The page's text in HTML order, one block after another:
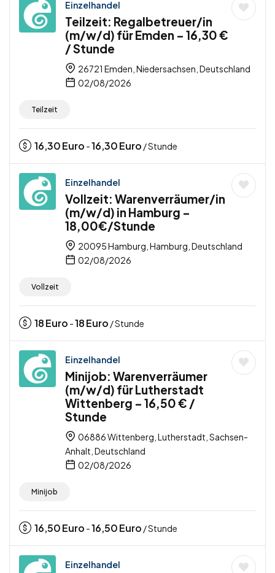
Einzelhandel
Teilzeit: Regalbetreuer/in
(m/w/d) für Emden – 16,30 €
/ Stunde
26721 Emden, Niedersachsen, Deutschland
02/08/2026
Teilzeit
16,30Euro -16,30Euro / Stunde
Einzelhandel
Vollzeit: Warenverräumer/in
(m/w/d) in Hamburg –
18,00€/Stunde
20095 Hamburg, Hamburg, Deutschland
02/08/2026
Vollzeit
18Euro -18Euro / Stunde
Einzelhandel
Minijob: Warenverräumer
(m/w/d) für Lutherstadt
Wittenberg – 16,50 € /
Stunde
06886 Wittenberg, Lutherstadt, Sachsen-
Anhalt, Deutschland
02/08/2026
Minijob
16,50Euro -16,50Euro / Stunde
Einzelhandel